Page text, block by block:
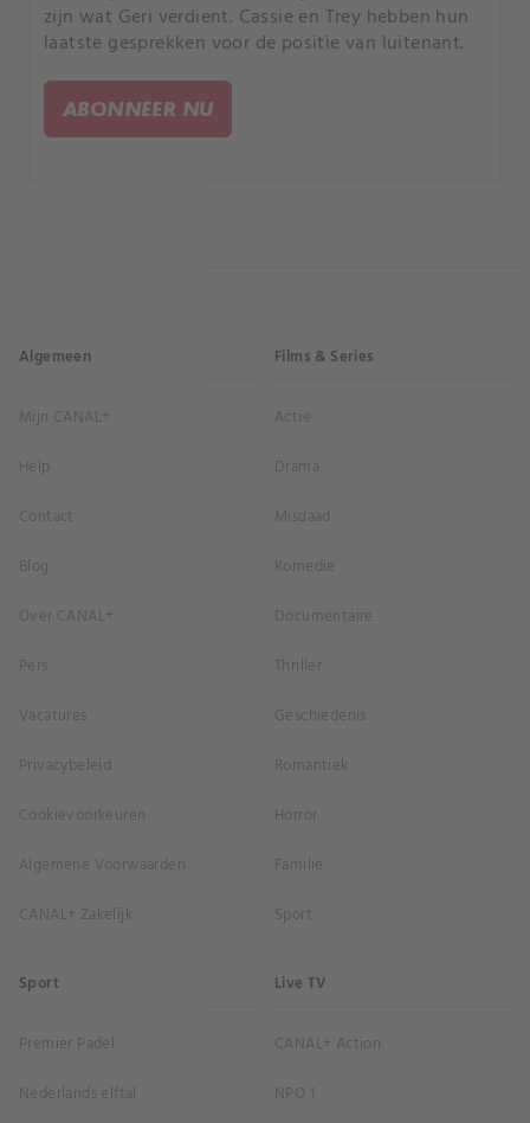
zijn wat Geri verdient. Cassie en Trey hebben hun
laatste gesprekken voor de positie van luitenant.
ABONNEER NU
Algemeen
Mijn CANAL+
Help
Contact
Blog
Over CANAL+
Pers
Vacatures
Privacybeleid
Cookievoorkeuren
Algemene Voorwaarden
CANAL+ Zakelijk
Films & Series
Actie
Drama
Misdaad
Komedie
Documentaire
Thriller
Geschiedenis
Romantiek
Horror
Familie
Sport
Sport
Premier Padel
Nederlands elftal
Live TV
CANAL+ Action
NPO 1